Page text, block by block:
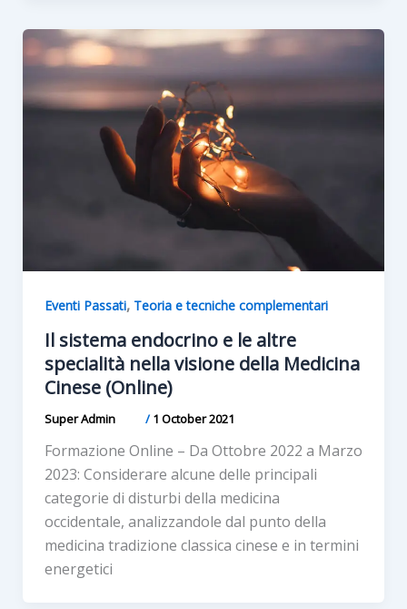
Eventi Passati, Teoria e tecniche complementari
Il sistema endocrino e le altre
specialità nella visione della Medicina
Cinese (Online)
Super Admin /1 October 2021
Formazione Online – Da Ottobre 2022 a Marzo
2023: Considerare alcune delle principali
categorie di disturbi della medicina
occidentale, analizzandole dal punto della
medicina tradizione classica cinese e in termini
energetici